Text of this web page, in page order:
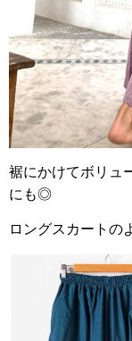
裾にかけてボリュ
にも◎
ロングスカートの